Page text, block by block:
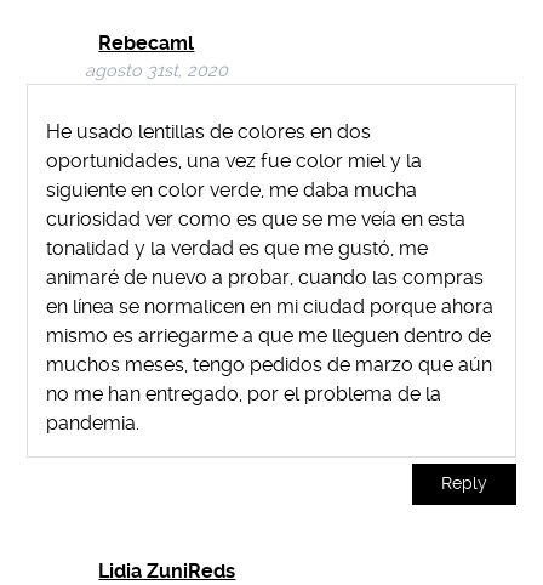
Rebecaml
agosto 31st, 2020
He usado lentillas de colores en dos
oportunidades, una vez fue color miel y la
siguiente en color verde, me daba mucha
curiosidad ver como es que se me veía en esta
tonalidad y la verdad es que me gustó, me
animaré de nuevo a probar, cuando las compras
en línea se normalicen en mi ciudad porque ahora
mismo es arriegarme a que me lleguen dentro de
muchos meses, tengo pedidos de marzo que aún
no me han entregado, por el problema de la
pandemia.
Reply
Lidia ZuniReds